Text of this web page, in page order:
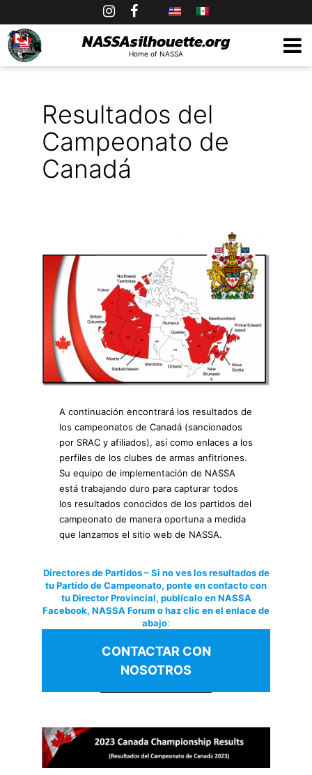
to
content
NASSAsilhouette.org
Home of NASSA
Resultados del
Campeonato de
Canadá
A continuación encontrará los resultados de
los campeonatos de Canadá (sancionados
por SRAC y afiliados), así como enlaces a los
perfiles de los clubes de armas anfitriones.
Su equipo de implementación de NASSA
está trabajando duro para capturar todos
los resultados conocidos de los partidos del
campeonato de manera oportuna a medida
que lanzamos el sitio web de NASSA.
Directores de Partidos – Si no ves los resultados de
tu Partido de Campeonato, ponte en contacto con
tu Director Provincial, publícalo en NASSA
Facebook, NASSA Forum o haz clic en el enlace de
abajo:
CONTACTAR CON
NOSOTROS